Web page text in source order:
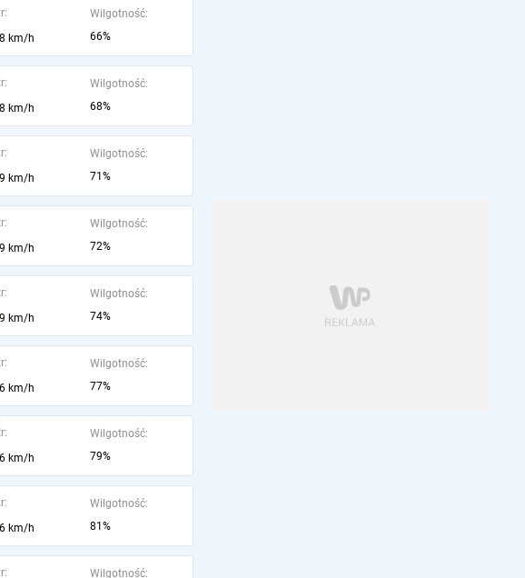
8 km/h
Wilgotność:
66%
8 km/h
Wilgotność:
68%
9 km/h
Wilgotność:
71%
9 km/h
Wilgotność:
72%
9 km/h
Wilgotność:
74%
6 km/h
Wilgotność:
77%
6 km/h
Wilgotność:
79%
6 km/h
Wilgotność:
81%
Wilgotność: